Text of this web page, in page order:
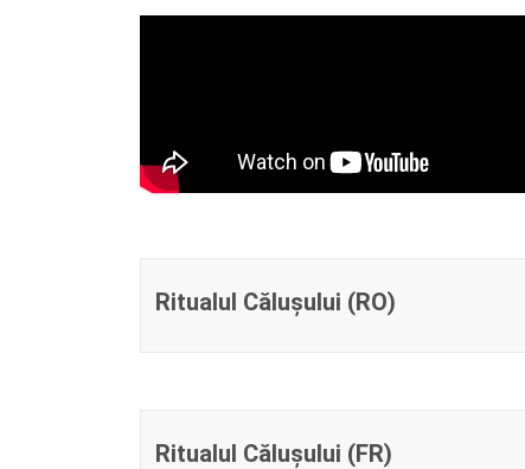
Ritualul Călușului (RO)
Ritualul Călușului (FR)